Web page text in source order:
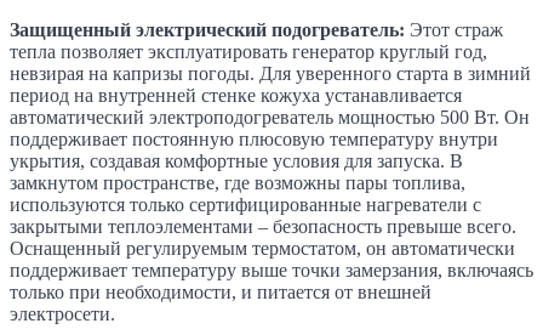
Защищенный электрический подогреватель: Этот страж
тепла позволяет эксплуатировать генератор круглый год,
невзирая на капризы погоды. Для уверенного старта в зимний
период на внутренней стенке кожуха устанавливается
автоматический электроподогреватель мощностью 500 Вт. Он
поддерживает постоянную плюсовую температуру внутри
укрытия, создавая комфортные условия для запуска. В
замкнутом пространстве, где возможны пары топлива,
используются только сертифицированные нагреватели с
закрытыми теплоэлементами – безопасность превыше всего.
Оснащенный регулируемым термостатом, он автоматически
поддерживает температуру выше точки замерзания, включаясь
только при необходимости, и питается от внешней
электросети.